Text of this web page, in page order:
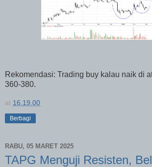
Rekomendasi: Trading buy kalau naik di
360-380.
at 16.19.00
Berbagi
RABU, 05 MARET 2025
TAPG Menguji Resisten,